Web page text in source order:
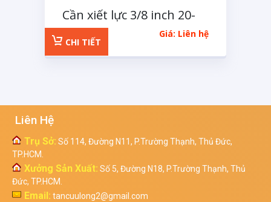
Cần xiết lực 3/8 inch 20-
110Nm Kingtony
Giá: Liên hệ
CHI TIẾT
Liên Hệ
Trụ Sở: Số 114, Đường N11, P.Trường Thạnh, Thủ Đức,
TP.HCM.
Xưởng Sản Xuất: Số 5, Đường N18, P.Trường Thạnh, Thủ
Đức, TP.HCM.
Email: tancuulong2@gmail.com